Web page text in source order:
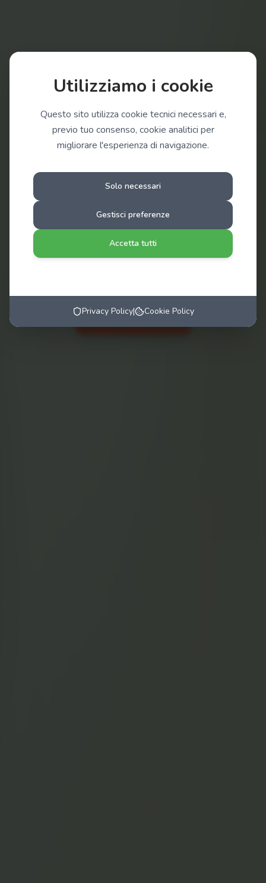
Utilizziamo i cookie
Questo sito utilizza cookie tecnici necessari e,
previo tuo consenso, cookie analitici per
migliorare l'esperienza di navigazione.
Solo necessari
Gestisci preferenze
Accetta tutti
Privacy Policy| Cookie Policy
Ritrova il tuo
benessere
Diventa la versione migliore di te stesso
Chiamami ora